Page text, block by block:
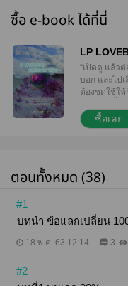
ซื้อ e-book ได้ที่นี่
LP
“เปิดดู แล้ว
บอก และไป
ต้องชดใช้ให้
ถือ แพรวาก
ตันอย่างหาเ
ได้อีก เงินเ
สายตาสบส
ของเขากลับ
“ได้ค่ะ ถ้าพี่ต้
อย่าให้ใคร
ซื้อเลย
ตอนทั้งหมด (38)
#1
บทนำ ข้อแลกเปลี่ยน
18 พ.ค. 63 12:14 3
#2